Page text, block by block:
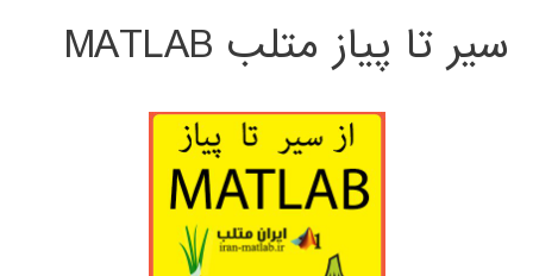
سیر تا پیاز متلب MATLAB